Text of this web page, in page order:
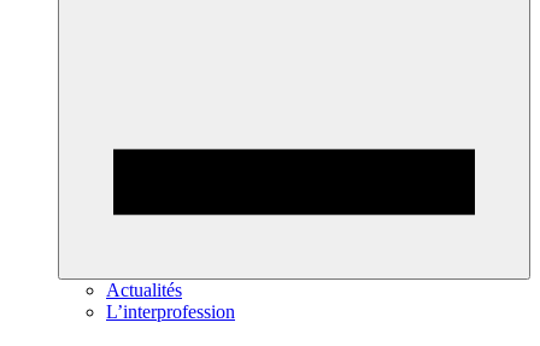
Actualités
L’interprofession